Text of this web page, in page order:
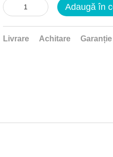
Adaugă în
Livrare Achitare Garanție